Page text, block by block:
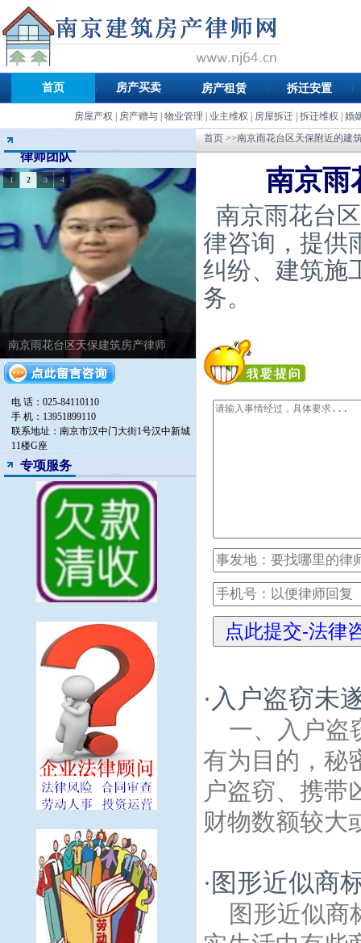
首页 房产买卖 房产租赁 拆迁安置
房屋产权 房产赠与| 物业管理 业主维权 房屋拆迁| 拆迁维权 婚
律师团队
南京雨花台区天保建筑房产律师
1 2 3 4
电 话：025-84110110
手 机：13951899110
联系地址：南京市汉中门大街1号汉中新城
11楼G座
专项服务
首页 >>南京雨花台区天保附近的建
南京雨
南京雨花台
律咨询，提供
纠纷、建筑施
务。
· 入户盗窃未
一、入户盗
有为目的，秘
户盗窃、携带
财物数额较大
· 图形近似商
图形近似商